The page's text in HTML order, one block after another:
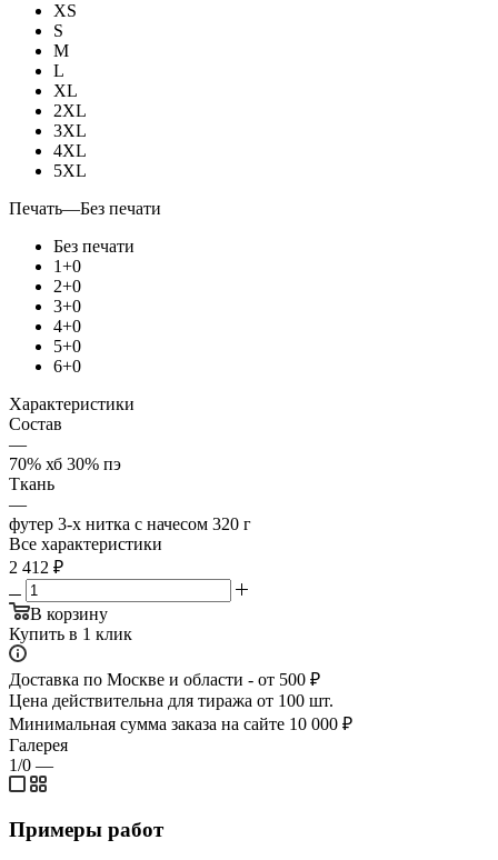
XS
S
M
L
XL
2XL
3XL
4XL
5XL
Печать—Без печати
Без печати
1+0
2+0
3+0
4+0
5+0
6+0
Характеристики
Состав
—
70% хб 30% пэ
Ткань
—
футер 3-х нитка с начесом 320 г
Все характеристики
2 412 ₽
В корзину
Купить в 1 клик
Доставка по Москве и области - от 500 ₽
Цена действительна для тиража от 100 шт.
Минимальная сумма заказа на сайте 10 000 ₽
Галерея
1/0 —
Примеры работ